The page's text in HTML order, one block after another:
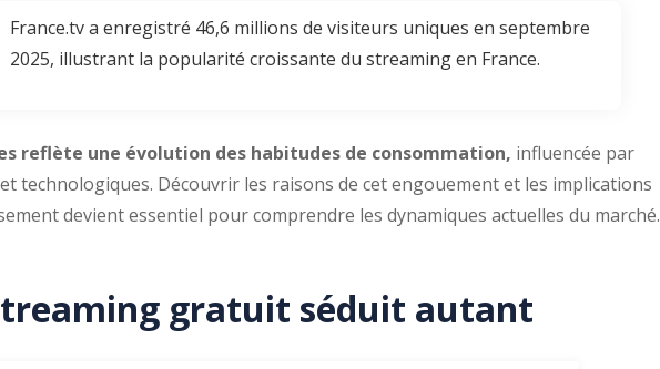
France.tv a enregistré 46,6 millions de visiteurs uniques en septembre
2025, illustrant la popularité croissante du streaming en France.
reflète une évolution des habitudes de consommation, influencée par
technologiques. Découvrir les raisons de cet engouement et les implications
devient essentiel pour comprendre les dynamiques actuelles du marché.
gratuit séduit autant